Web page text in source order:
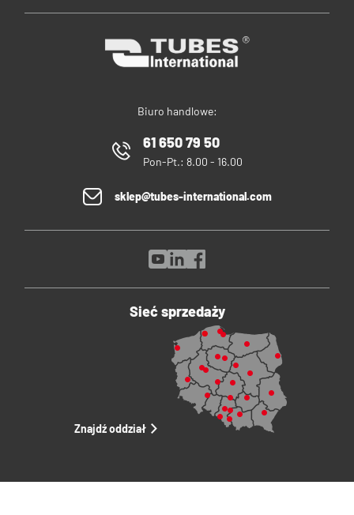
Biuro handlowe:
61 650 79 50
Pon-Pt.: 8.00 - 16.00
sklep@tubes-international.com
Sieć sprzedaży
Znajdź oddział